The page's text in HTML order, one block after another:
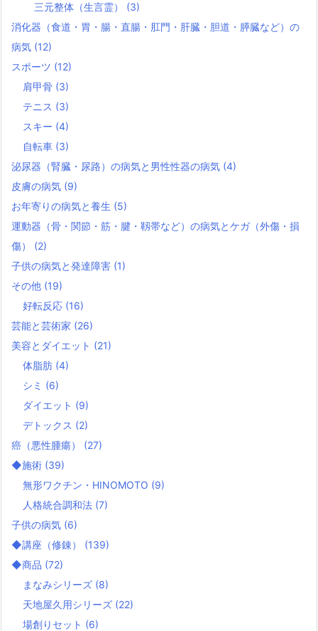
三元整体（生言霊） (3)
消化器（食道・胃・腸・直腸・肛門・肝臓・胆道・膵臓など）の
病気 (12)
スポーツ (12)
肩甲骨 (3)
テニス (3)
スキー (4)
自転車 (3)
泌尿器（腎臓・尿路）の病気と男性性器の病気 (4)
皮膚の病気 (9)
お年寄りの病気と養生 (5)
運動器（骨・関節・筋・腱・靱帯など）の病気とケガ（外傷・損
傷） (2)
子供の病気と発達障害 (1)
その他 (19)
好転反応 (16)
芸能と芸術家 (26)
美容とダイエット (21)
体脂肪 (4)
シミ (6)
ダイエット (9)
デトックス (2)
癌（悪性腫瘍） (27)
◆施術 (39)
無形ワクチン・HINOMOTO (9)
人格統合調和法 (7)
子供の病気 (6)
◆講座（修錬） (139)
◆商品 (72)
まなみシリーズ (8)
天地屋久用シリーズ (22)
場創りセット (6)